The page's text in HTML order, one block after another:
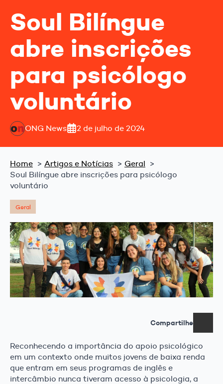
Soul Bilíngue
abre inscrições
para psicólogo
voluntário
ONG News 2 de julho de 2024
Home Artigos e Notícias
Geral
Soul Bilíngue abre inscrições para psicólogo
voluntário
Geral
Compartilhe
Reconhecendo a importância do apoio psicológico
em um contexto onde muitos jovens de baixa renda
que entram em seus programas de inglês e
intercâmbio nunca tiveram acesso à psicologia, a